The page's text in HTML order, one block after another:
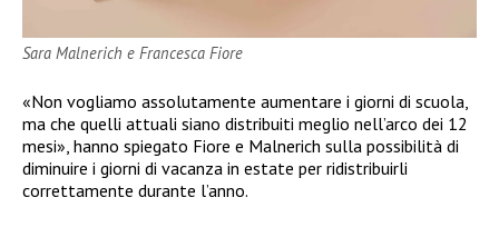
Sara Malnerich e Francesca Fiore
«Non vogliamo assolutamente aumentare i giorni di scuola,
ma che quelli attuali siano distribuiti meglio nell’arco dei 12
mesi», hanno spiegato Fiore e Malnerich sulla possibilità di
diminuire i giorni di vacanza in estate per ridistribuirli
correttamente durante l’anno.